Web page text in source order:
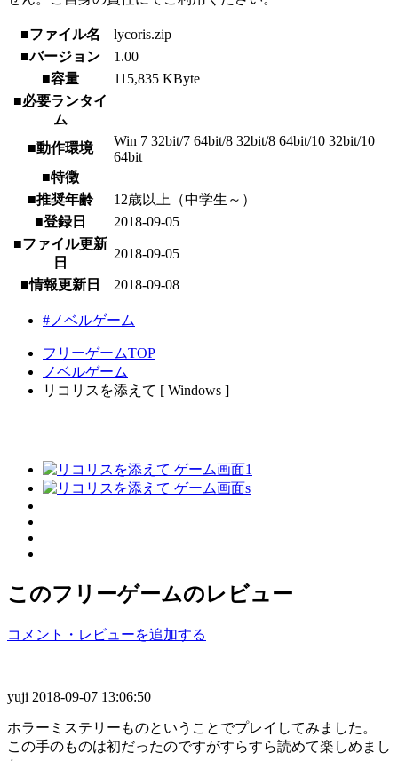
■ファイル名
lycoris.zip
■バージョン
1.00
■容量
115,835 KByte
■必要ランタイ
ム
■動作環境
Win 7 32bit/7 64bit/8 32bit/8 64bit/10 32bit/10
64bit
■特徴
■推奨年齢
12歳以上（中学生～）
■登録日
2018-09-05
■ファイル更新
日
2018-09-05
■情報更新日 2018-09-08
#ノベルゲーム
フリーゲームTOP
ノベルゲーム
リコリスを添えて [ Windows ]
このフリーゲームのレビュー
コメント・レビューを追加する
yuji 2018-09-07 13:06:50
ホラーミステリーものということでプレイしてみました。
この手のものは初だったのですがすらすら読めて楽しめまし